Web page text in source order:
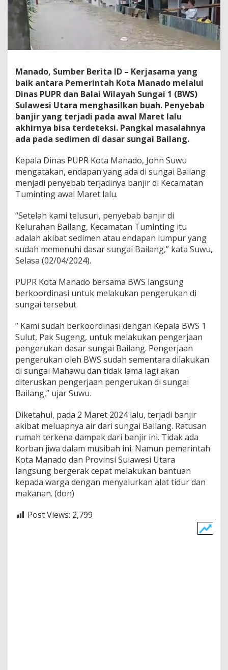
b
B
i
A
w
a
l
M
a
r
t
a
l
u
B
S
-
P
e
m
k
t
M
d
o
L
a
k
u
k
a
P
e
n
g
e
r
u
k
a
Manado, Sumber Berita ID – Kerjasama yang
baik antara Pemerintah Kota Manado melalui
Dinas PUPR dan Balai Wilayah Sungai 1 (BWS)
Sulawesi Utara menghasilkan buah. Penyebab
banjir yang terjadi pada awal Maret lalu
akhirnya bisa terdeteksi. Pangkal masalahnya
ada pada sedimen di dasar sungai Bailang.
Kepala Dinas PUPR Kota Manado, John Suwu
mengatakan, endapan yang ada di sungai Bailang
menjadi penyebab terjadinya banjir di Kecamatan
Tuminting awal Maret lalu.
“Setelah kami telusuri, penyebab banjir di
Kelurahan Bailang, Kecamatan Tuminting itu
adalah akibat sedimen atau endapan lumpur yang
sudah memenuhi dasar sungai Bailang,” kata Suwu,
Selasa (02/04/2024).
PUPR Kota Manado bersama BWS langsung
berkoordinasi untuk melakukan pengerukan di
sungai tersebut.
” Kami sudah berkoordinasi dengan Kepala BWS 1
Sulut, Pak Sugeng, untuk melakukan pengerjaan
pengerukan dasar sungai Bailang. Pengerjaan
pengerukan oleh BWS sudah sementara dilakukan
di sungai Mahawu dan tidak lama lagi akan
diteruskan pengerjaan pengerukan di sungai
Bailang,” ujar Suwu.
Diketahui, pada 2 Maret 2024 lalu, terjadi banjir
akibat meluapnya air dari sungai Bailang. Ratusan
rumah terkena dampak dari banjir ini. Tidak ada
korban jiwa dalam musibah ini. Namun pemerintah
Kota Manado dan Provinsi Sulawesi Utara
langsung bergerak cepat melakukan bantuan
kepada warga dengan menyalurkan alat tidur dan
makanan. (don)
Post Views: 2,799